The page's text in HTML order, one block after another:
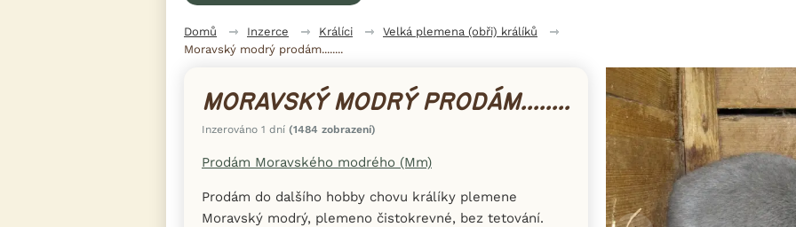
Domů Inzerce Králíci
Velká plemena (obři) králíků
Moravský modrý prodám........
MORAVSKÝ MODRÝ PRODÁM........
Inzerováno 1 dní (1484 zobrazení)
Prodám Moravského modrého (Mm)
Prodám do dalšího hobby chovu králíky plemene
Moravský modrý, plemeno čistokrevné, bez tetování.